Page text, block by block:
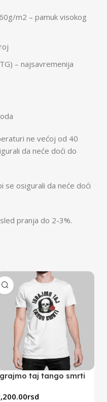
m2 – pamuk visokog
– najsavremenija
ne većoj od 40
da neće doći do
se osigurali da neće doći
pranja do 2-3%.
taj tango smrti
rsd